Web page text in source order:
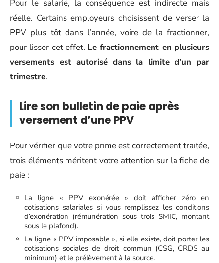
Pour le salarié, la conséquence est indirecte mais
réelle. Certains employeurs choisissent de verser la
PPV plus tôt dans l’année, voire de la fractionner,
pour lisser cet effet. Le fractionnement en plusieurs
versements est autorisé dans la limite d’un par
trimestre.
Lire son bulletin de paie après
versement d’une PPV
Pour vérifier que votre prime est correctement traitée,
trois éléments méritent votre attention sur la fiche de
paie :
La ligne « PPV exonérée » doit afficher zéro en
cotisations salariales si vous remplissez les conditions
d’exonération (rémunération sous trois SMIC, montant
sous le plafond).
La ligne « PPV imposable », si elle existe, doit porter les
cotisations sociales de droit commun (CSG, CRDS au
minimum) et le prélèvement à la source.